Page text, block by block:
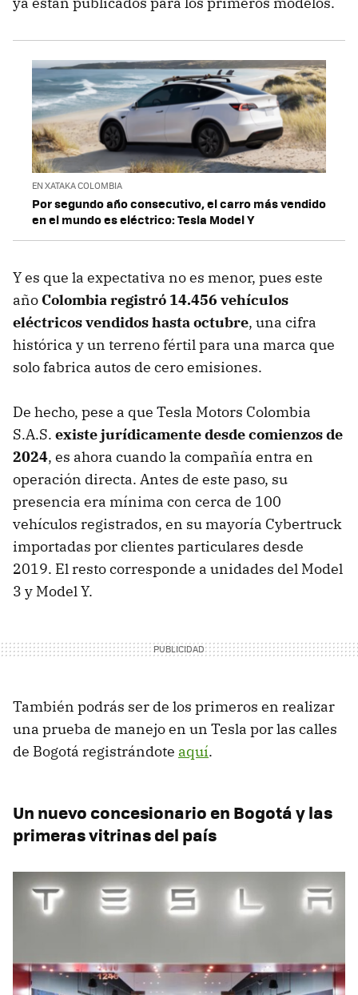
EN XATAKA COLOMBIA
Por segundo año consecutivo, el carro más vendido
en el mundo es eléctrico: Tesla Model Y
Y es que la expectativa no es menor, pues este
año Colombia registró 14.456 vehículos
eléctricos vendidos hasta octubre, una cifra
histórica y un terreno fértil para una marca que
solo fabrica autos de cero emisiones.
De hecho, pese a que Tesla Motors Colombia
S.A.S. existe jurídicamente desde comienzos de
2024, es ahora cuando la compañía entra en
operación directa. Antes de este paso, su
presencia era mínima con cerca de 100
vehículos registrados, en su mayoría Cybertruck
importadas por clientes particulares desde
2019. El resto corresponde a unidades del Model
3 y Model Y.
También podrás ser de los primeros en realizar
una prueba de manejo en un Tesla por las calles
de Bogotá registrándote aquí.
Un nuevo concesionario en Bogotá y las
primeras vitrinas del país